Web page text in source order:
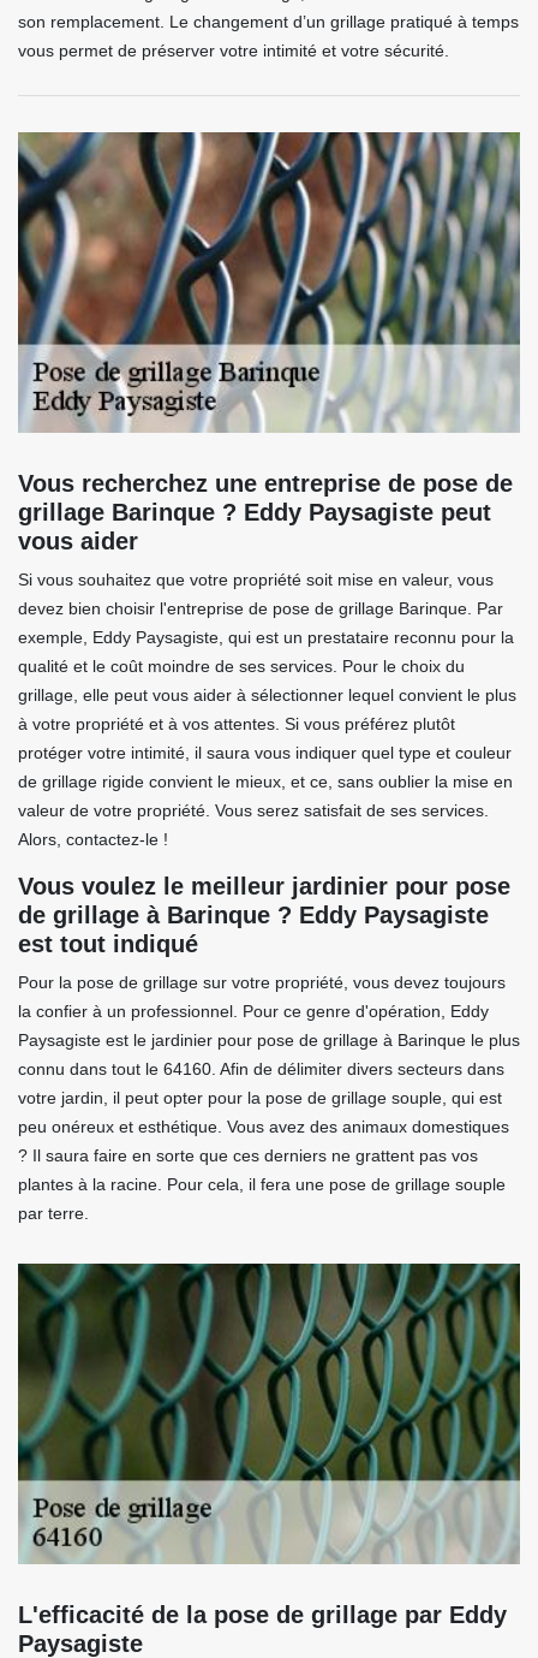
son remplacement. Le changement d’un grillage pratiqué à temps
vous permet de préserver votre intimité et votre sécurité.
Vous recherchez une entreprise de pose de
grillage Barinque ? Eddy Paysagiste peut
vous aider
Si vous souhaitez que votre propriété soit mise en valeur, vous
devez bien choisir l'entreprise de pose de grillage Barinque. Par
exemple, Eddy Paysagiste, qui est un prestataire reconnu pour la
qualité et le coût moindre de ses services. Pour le choix du
grillage, elle peut vous aider à sélectionner lequel convient le plus
à votre propriété et à vos attentes. Si vous préférez plutôt
protéger votre intimité, il saura vous indiquer quel type et couleur
de grillage rigide convient le mieux, et ce, sans oublier la mise en
valeur de votre propriété. Vous serez satisfait de ses services.
Alors, contactez-le !
Vous voulez le meilleur jardinier pour pose
de grillage à Barinque ? Eddy Paysagiste
est tout indiqué
Pour la pose de grillage sur votre propriété, vous devez toujours
la confier à un professionnel. Pour ce genre d'opération, Eddy
Paysagiste est le jardinier pour pose de grillage à Barinque le plus
connu dans tout le 64160. Afin de délimiter divers secteurs dans
votre jardin, il peut opter pour la pose de grillage souple, qui est
peu onéreux et esthétique. Vous avez des animaux domestiques
? Il saura faire en sorte que ces derniers ne grattent pas vos
plantes à la racine. Pour cela, il fera une pose de grillage souple
par terre.
L'efficacité de la pose de grillage par Eddy
Paysagiste